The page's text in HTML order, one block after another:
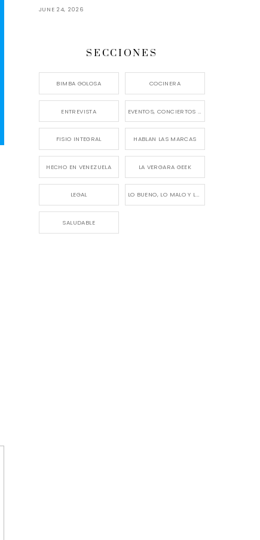
JUNE 24, 2026
SECCIONES
BIMBA GOLOSA COCINERA
ENTREVISTA
FISIO INTEGRAL HABLAN LAS MARCAS
HECHO EN VENEZUELA LA VERGARA GEEK
LEGAL LO BUENO, LO MALO Y LO FEO
SALUDABLE